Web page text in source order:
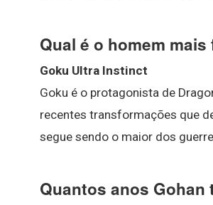
Qual é o homem
Goku Ultra Instinct
Goku é o protagonista de
recentes transformações que
segue sendo o maior dos
Quantos anos